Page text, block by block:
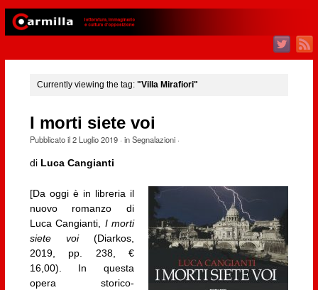
Currently viewing the tag: "Villa Mirafiori"
I morti siete voi
Pubblicato il2 Luglio 2019· inSegnalazioni·
di Luca Cangianti
[Da oggi è in libreria il
nuovo romanzo di
Luca Cangianti, I morti
siete voi(Diarkos,
2019, pp. 238, €
16,00). In questa
opera storico-